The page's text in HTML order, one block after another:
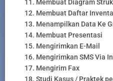
Membuat Diagram
Membuat Daftar
Menampilkan Data Ke
Membuat Presentasi
Mengirimkan E-Mail
Mengirimkan SMS Via
Mengirim Fax
Studi Kasus / Praktek